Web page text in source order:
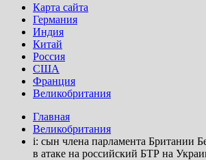
Карта сайта
Германия
Индия
Китай
Россия
США
Франция
Великобритания
Главная
Великобритания
i: сын члена парламента Британии
в атаке на российский БТР на